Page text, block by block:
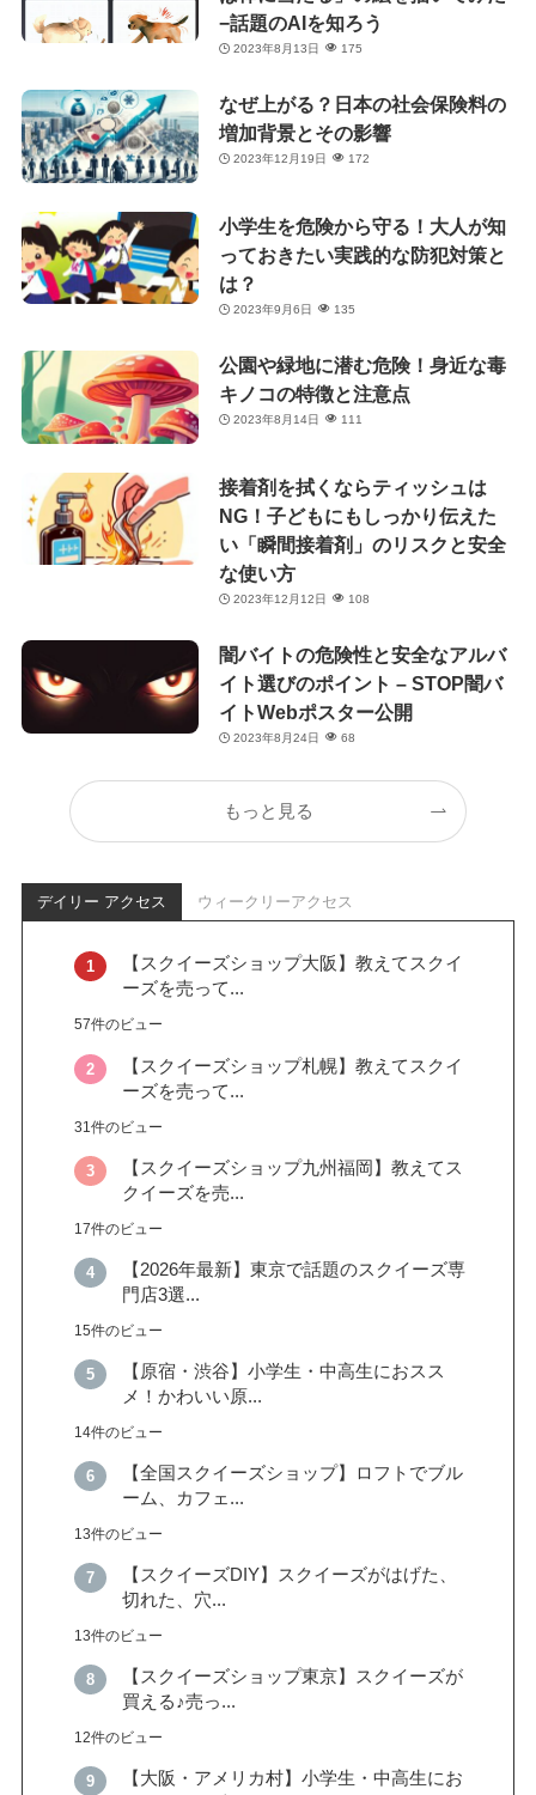
−話題のAIを知ろう
2023年8月13日 175
なぜ上がる？日本の社会保険料の
増加背景とその影響
2023年12月19日 172
小学生を危険から守る！大人が知
っておきたい実践的な防犯対策と
は？
2023年9月6日 135
公園や緑地に潜む危険！身近な毒
キノコの特徴と注意点
2023年8月14日 111
接着剤を拭くならティッシュは
NG！子どもにもしっかり伝えた
い「瞬間接着剤」のリスクと安全
な使い方
2023年12月12日 108
闇バイトの危険性と安全なアルバ
イト選びのポイント – STOP闇バ
イトWebポスター公開
2023年8月24日 68
もっと見る
デイリー アクセス ウィークリーアクセス
【スクイーズショップ大阪】教えてスクイ
ーズを売って...
57件のビュー
【スクイーズショップ札幌】教えてスクイ
ーズを売って...
31件のビュー
【スクイーズショップ九州福岡】教えてス
クイーズを売...
17件のビュー
【2026年最新】東京で話題のスクイーズ専
門店3選...
15件のビュー
【原宿・渋谷】小学生・中高生におスス
メ！かわいい原...
14件のビュー
【全国スクイーズショップ】ロフトでブル
ーム、カフェ...
13件のビュー
【スクイーズDIY】スクイーズがはげた、
切れた、穴...
13件のビュー
【スクイーズショップ東京】スクイーズが
買える♪売っ...
12件のビュー
【大阪・アメリカ村】小学生・中高生にお